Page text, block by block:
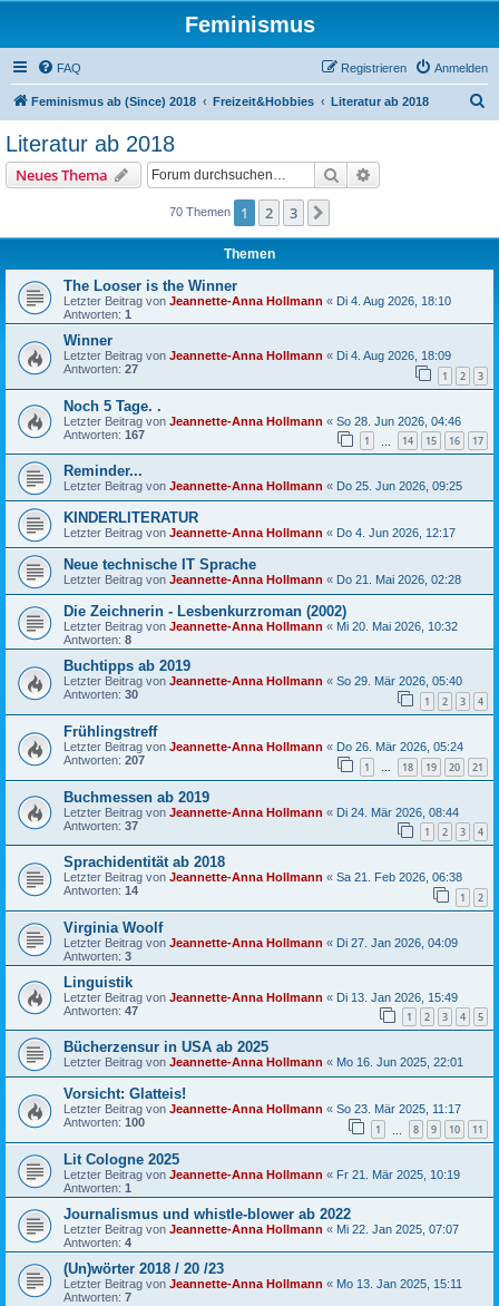
Feminismus
FAQ Anmelden
Registrieren
Feminismus ab (Since) 2018 Freizeit&Hobbies Literatur ab 2018
Literatur ab 2018
Neues Thema Suche
70 Themen 1 2 3
Themen
The Looser is the Winner
Letzter Beitrag von Jeannette-Anna Hollmann « Di 4. Aug 2026, 18:10
Antworten: 1
Winner
Letzter Beitrag von Jeannette-Anna Hollmann « Di 4. Aug 2026, 18:09
Antworten: 27 1 2 3
Noch 5 Tage. .
Letzter Beitrag von Jeannette-Anna Hollmann « So 28. Jun 2026, 04:46
Antworten: 167 1 14 15 16 17
Reminder...
Letzter Beitrag von Jeannette-Anna Hollmann « Do 25. Jun 2026, 09:25
KINDERLITERATUR
Letzter Beitrag von Jeannette-Anna Hollmann « Do 4. Jun 2026, 12:17
Neue technische IT Sprache
Letzter Beitrag von Jeannette-Anna Hollmann « Do 21. Mai 2026, 02:28
Die Zeichnerin - Lesbenkurzroman (2002)
Letzter Beitrag von Jeannette-Anna Hollmann « Mi 20. Mai 2026, 10:32
Antworten: 8
Buchtipps ab 2019
Letzter Beitrag von Jeannette-Anna Hollmann « So 29. Mär 2026, 05:40
Antworten: 30 1 2 3 4
Frühlingstreff
Letzter Beitrag von Jeannette-Anna Hollmann « Do 26. Mär 2026, 05:24
Antworten: 207 1 … 18 19 20 21
Buchmessen ab 2019
Letzter Beitrag von Jeannette-Anna Hollmann « Di 24. Mär 2026, 08:44
Antworten: 37 1 2 3 4
Sprachidentität ab 2018
Letzter Beitrag von Jeannette-Anna Hollmann « Sa 21. Feb 2026, 06:38
Antworten: 14 1 2
Virginia Woolf
Letzter Beitrag von Jeannette-Anna Hollmann « Di 27. Jan 2026, 04:09
Antworten: 3
Linguistik
Letzter Beitrag von Jeannette-Anna Hollmann « Di 13. Jan 2026, 15:49
Antworten: 47 1 2 3 4 5
Bücherzensur in USA ab 2025
Letzter Beitrag von Jeannette-Anna Hollmann « Mo 16. Jun 2025, 22:01
Vorsicht: Glatteis!
Letzter Beitrag von Jeannette-Anna Hollmann « So 23. Mär 2025, 11:17
Antworten: 100 1 8 9 10 11
Lit Cologne 2025
Letzter Beitrag von Jeannette-Anna Hollmann « Fr 21. Mär 2025, 10:19
Antworten: 1
Journalismus und whistle-blower ab 2022
Letzter Beitrag von Jeannette-Anna Hollmann « Mi 22. Jan 2025, 07:07
Antworten: 4
(Un)wörter 2018 / 20 /23
Letzter Beitrag von Jeannette-Anna Hollmann « Mo 13. Jan 2025, 15:11
Antworten: 7